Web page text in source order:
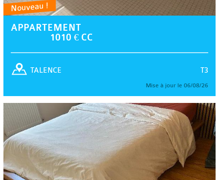
Nouveau !
APPARTEMENT
1010 € CC
T3
TALENCE
Mise à jour le 06/08/26